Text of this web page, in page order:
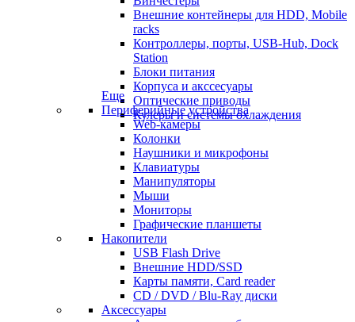
Внешние контейнеры для HDD, Mobile
racks
Контроллеры, порты, USB-Hub, Dock
Station
Блоки питания
Корпуса и акссесуары
Оптические приводы
Кулеры и системы охлаждения
Еще
Периферийные устройства
Web-камеры
Колонки
Наушники и микрофоны
Клавиатуры
Манипуляторы
Мыши
Мониторы
Графические планшеты
Накопители
USB Flash Drive
Внешние HDD/SSD
Карты памяти, Card reader
CD / DVD / Blu-Ray диски
Аксессуары